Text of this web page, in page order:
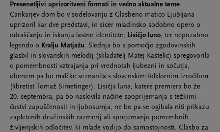
Presenetljivi uprizoritveni formati in večno aktualne teme
Cankarjev dom bo v sodelovanju z Glasbeno matico Ljubljana
uprizoril kar dve predstavi, in sicer mladinsko sodobno opero o
odraščanju in iskanju lastne identitete, Lisičjo luno, ter nepozabno
legendo o Kralju Matjažu. Slednja bo s pomočjo zgodovinskih
glasbil in slovanskih melodij (skladatelj Matej Kastelic) spregovorila
o pomembnosti vztrajanja pri vrednotah ljubezni in sočutja,
obenem pa bo malčke seznanila s slovenskim folklornim izročilom
(libretist Tomaž Simetinger). Lisičja luna, katere premiera bo že
20. septembra, pa bo naslovila načine spoprijemanja s težkimi
čustvi zapuščenosti in ljubosumja, ne bo pa se ogibala niti prikazu
zapletenih družinskih razmerij ali sprejemanju pomembnih
življenjskih odločitev, ki mlade vodijo do samostojnosti. Glasbo za